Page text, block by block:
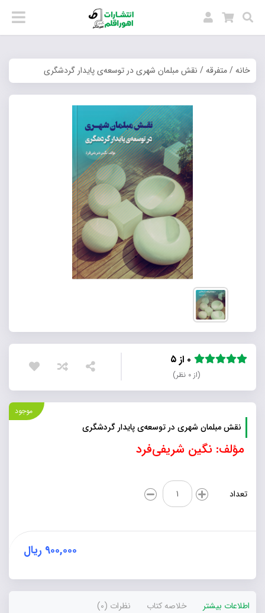
خانه/متفرقه/ نقش مبلمان شهری در توسعه‌ی پایدار گردشگری
(از ۰ نظر)
موجود
نقش مبلمان شهری در توسعه‌ی پایدار گردشگری
مؤلف: نگین شریفی‌فرد
تعداد
نقش
مبلمان
شهری
توسعه‌ی
۹۰۰,۰۰۰ ریال
اطلاعات بیشتر خلاصه کتاب نظرات (0)